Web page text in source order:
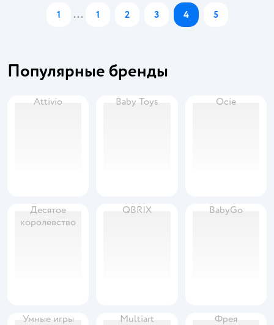
1 ... 1 2 3 4 5
Популярные бренды
Attivio Baby Toys Ocie
Десятое
королевство
QBRIX BabyGo
Умные игры Multiart Фрея